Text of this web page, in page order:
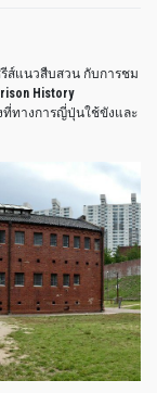
ส์แนวสืบสวน กับการชม
History
ที่ทางการญี่ปุ่นใช้ขังและ